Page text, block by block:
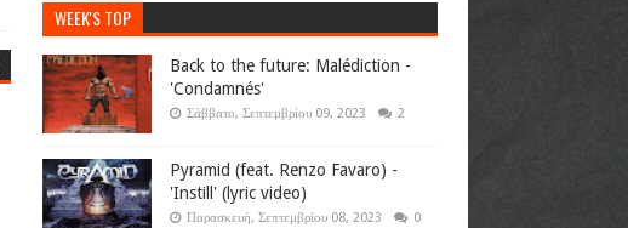
WEEK'S TOP
Back to the future: Malédiction -
'Condamnés'
Σάββατο, Σεπτεμβρίου 09, 2023 2
Pyramid (feat. Renzo Favaro) -
'Instill' (lyric video)
Παρασκευή, Σεπτεμβρίου 08, 2023 0